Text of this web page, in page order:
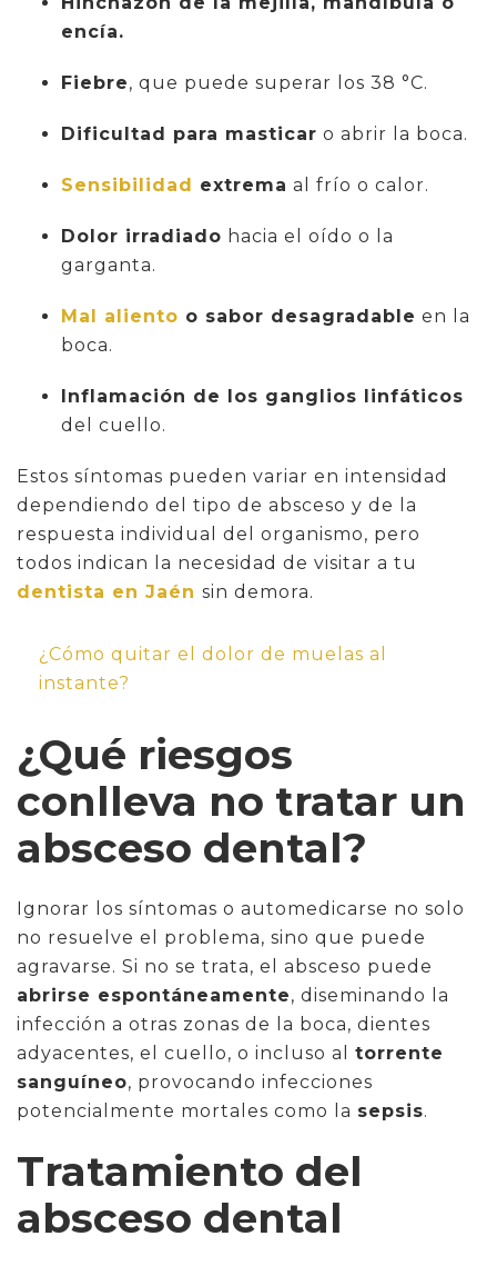
encía.
Fiebre, que puede superar los 38 °C.
Dificultad para masticar o abrir la boca.
Sensibilidad extrema al frío o calor.
Dolor irradiado hacia el oído o la
garganta.
Mal aliento o sabor desagradable en la
boca.
Inflamación de los ganglios linfáticos
del cuello.
Estos síntomas pueden variar en intensidad
dependiendo del tipo de absceso y de la
respuesta individual del organismo, pero
todos indican la necesidad de visitar a tu
dentista en Jaén sin demora.
¿Cómo quitar el dolor de muelas al
instante?
¿Qué riesgos
conlleva no tratar un
absceso dental?
Ignorar los síntomas o automedicarse no solo
no resuelve el problema, sino que puede
agravarse. Si no se trata, el absceso puede
abrirse espontáneamente, diseminando la
infección a otras zonas de la boca, dientes
adyacentes, el cuello, o incluso al torrente
sanguíneo, provocando infecciones
potencialmente mortales como la sepsis.
Tratamiento del
absceso dental